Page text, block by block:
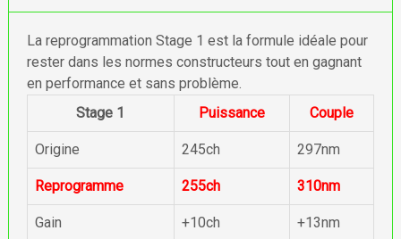
La reprogrammation Stage 1 est la formule idéale pour
rester dans les normes constructeurs tout en gagnant
en performance et sans problème.
Stage 1
Puissance Couple
Origine 245ch 297nm
Reprogramme 255ch 310nm
Gain +10ch +13nm